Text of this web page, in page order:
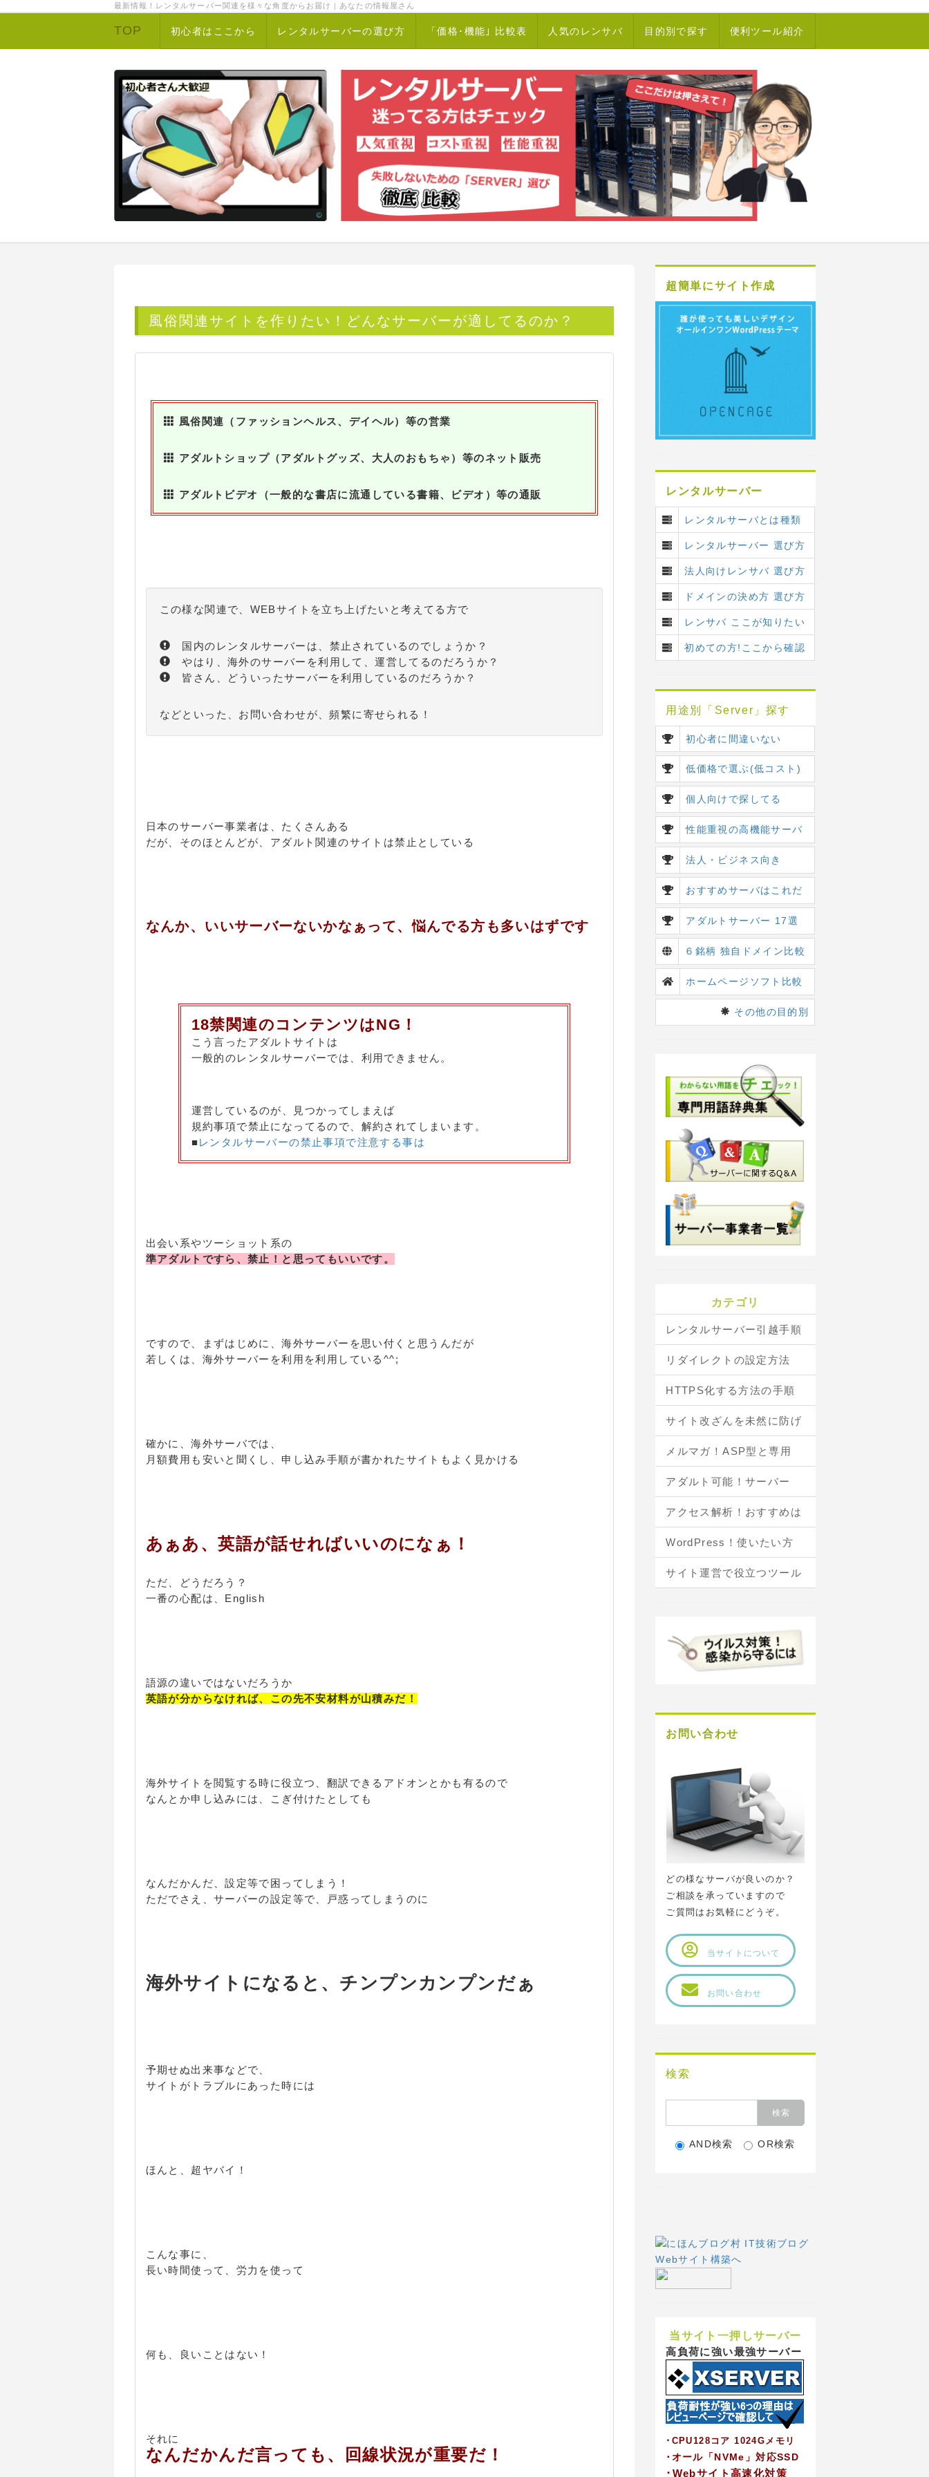
最新情報！レンタルサーバー関連を様々な角度からお届け｜あなたの情報屋さん
TOP 初心者はここから レンタルサーバーの選び方 「価格･機能｣ 比較表 人気のレンサバ 目的別で探す 便利ツール紹介
風俗関連サイトを作りたい！どんなサーバーが適してるのか？
風俗関連（ファッションヘルス、デイヘル）等の営業
アダルトショップ（アダルトグッズ、大人のおもちゃ）等のネット販売
アダルトビデオ（一般的な書店に流通している書籍、ビデオ）等の通販
この様な関連で、WEBサイトを立ち上げたいと考えてる方で
国内のレンタルサーバーは、禁止されているのでしょうか？
やはり、海外のサーバーを利用して、運営してるのだろうか？
皆さん、どういったサーバーを利用しているのだろうか？
などといった、お問い合わせが、頻繁に寄せられる！
日本のサーバー事業者は、たくさんある
だが、そのほとんどが、アダルト関連のサイトは禁止としている
なんか、いいサーバーないかなぁって、悩んでる方も多いはずです
18禁関連のコンテンツはNG！
こう言ったアダルトサイトは
一般的のレンタルサーバーでは、利用できません。
運営しているのが、見つかってしまえば
規約事項で禁止になってるので、解約されてしまいます。
■レンタルサーバーの禁止事項で注意する事は
出会い系やツーショット系の
準アダルトですら、禁止！と思ってもいいです。
ですので、まずはじめに、海外サーバーを思い付くと思うんだが
若しくは、海外サーバーを利用を利用している^^;
確かに、海外サーバでは、
月額費用も安いと聞くし、申し込み手順が書かれたサイトもよく見かける
あぁあ、英語が話せればいいのになぁ！
ただ、どうだろう？
一番の心配は、English
語源の違いではないだろうか
英語が分からなければ、この先不安材料が山積みだ！
海外サイトを閲覧する時に役立つ、翻訳できるアドオンとかも有るので
なんとか申し込みには、こぎ付けたとしても
なんだかんだ、設定等で困ってしまう！
ただでさえ、サーバーの設定等で、戸惑ってしまうのに
海外サイトになると、チンプンカンプンだぁ
予期せぬ出来事などで、
サイトがトラブルにあった時には
ほんと、超ヤバイ！
こんな事に、
長い時間使って、労力を使って
何も、良いことはない！
それに
なんだかんだ言っても、回線状況が重要だ！
超簡単にサイト作成
レンタルサーバー
レンタルサーバとは種類
レンタルサーバー 選び方
法人向けレンサバ 選び方
ドメインの決め方 選び方
レンサバ ここが知りたい
初めての方!ここから確認
用途別「Server」探す
初心者に間違いない
低価格で選ぶ(低コスト)
個人向けで探してる
性能重視の高機能サーバ
法人・ビジネス向き
おすすめサーバはこれだ
アダルトサーバー 17選
６銘柄 独自ドメイン比較
ホームページソフト比較
その他の目的別
カテゴリ
レンタルサーバー引越手順
リダイレクトの設定方法
HTTPS化する方法の手順
サイト改ざんを未然に防げ
メルマガ！ASP型と専用
アダルト可能！サーバー
アクセス解析！おすすめは
WordPress！使いたい方
サイト運営で役立つツール
お問い合わせ
どの様なサーバが良いのか？
ご相談を承っていますので
ご質問はお気軽にどうぞ。
当サイトについて
お問い合わせ
検索
AND検索 OR検索
当サイト一押しサーバー
高負荷に強い最強サーバー
･CPU128コア 1024Gメモリ
･オール「NVMe」対応SSD
･Webサイト高速化対策